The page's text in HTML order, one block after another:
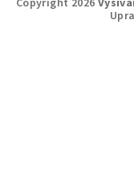
Copyright 2026